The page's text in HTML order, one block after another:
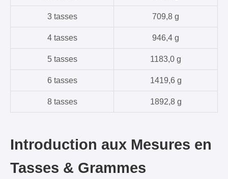
3 tasses 709,8 g
4 tasses 946,4 g
5 tasses 1183,0 g
6 tasses 1419,6 g
8 tasses 1892,8 g
Introduction aux Mesures en
Tasses & Grammes